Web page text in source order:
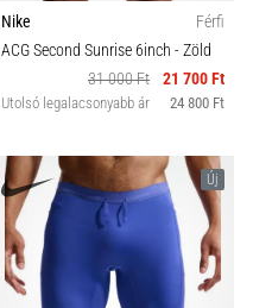
Nike
Férfi
ACG Second Sunrise 6inch - Zöld
31 000 Ft
21 700 Ft
Utolsó legalacsonyabb ár 24 800 Ft
Új